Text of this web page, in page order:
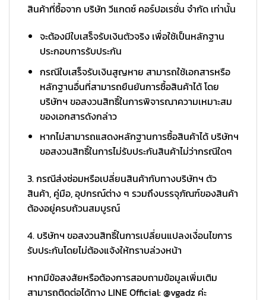
สินค้าที่ซื้อจาก บริษัท วีแกดซ์ คอร์ปอเรชั่น จำกัด เท่านั้น
จะต้องมีใบเสร็จรับเงินตัวจริง เพื่อใช้เป็นหลักฐาน
ประกอบการรับประกัน
กรณีใบเสร็จรับเงินสูญหาย สามารถใช้เอกสารหรือ
หลักฐานอื่นที่สามารถยืนยันการซื้อสินค้าได้ โดย
บริษัทฯ ขอสงวนสิทธิ์ในการพิจารณาความเหมาะสม
ของเอกสารดังกล่าว
หากไม่สามารถแสดงหลักฐานการซื้อสินค้าได้ บริษัทฯ
ขอสงวนสิทธิ์ในการไม่รับประกันสินค้าไม่ว่ากรณีใดๆ
3. กรณีส่งซ่อมหรือเปลี่ยนสินค้ากับทางบริษัทฯ ตัว
สินค้า, คู่มือ, อุปกรณ์ต่าง ๆ รวมถึงบรรจุภัณฑ์ของสินค้า
ต้องอยู่ครบถ้วนสมบูรณ์
4. บริษัทฯ ขอสงวนสิทธิ์ในการเปลี่ยนแปลงเงื่อนไขการ
รับประกันโดยไม่ต้องแจ้งให้ทราบล่วงหน้า
หากมีข้อสงสัยหรือต้องการสอบถามข้อมูลเพิ่มเติม
สามารถติดต่อได้ทาง LINE Official: @vgadz ค่ะ